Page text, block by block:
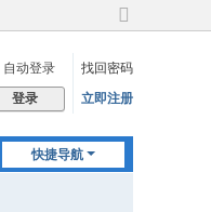
切
到
宽
自动登录
找回密码
登录 立即注册
快捷导航